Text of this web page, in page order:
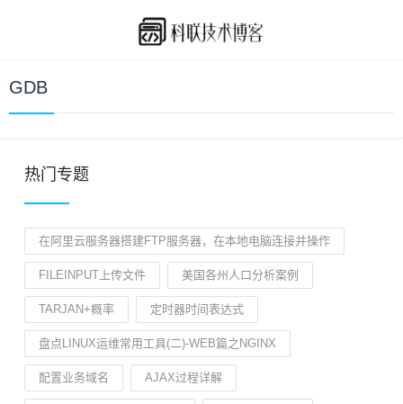
GDB
热门专题
在阿里云服务器搭建FTP服务器，在本地电脑连接并操作
FILEINPUT上传文件 美国各州人口分析案例
TARJAN+概率 定时器时间表达式
盘点LINUX运维常用工具(二)-WEB篇之NGINX
配置业务域名 AJAX过程详解